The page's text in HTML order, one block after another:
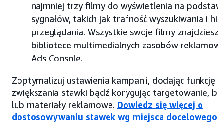
najmniej trzy filmy do wyświetlenia na
sygnałów, takich jak trafność wyszukiwania i
przeglądania. Wszystkie swoje filmy
bibliotece multimedialnych zasobów
Ads Console.
Zoptymalizuj ustawienia kampanii, dodając funkcję
zwiększania stawki bądź korygując targetowanie,
lub materiały reklamowe. Dowiedz się więcej o
dostosowywaniu stawek wg miejsca